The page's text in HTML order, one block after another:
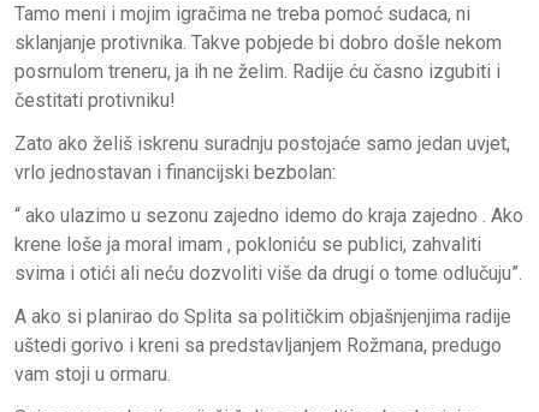
Tamo meni i mojim igračima ne treba pomoć sudaca, ni
sklanjanje protivnika. Takve pobjede bi dobro došle nekom
posrnulom treneru, ja ih ne želim. Radije ću časno izgubiti i
čestitati protivniku!
Zato ako želiš iskrenu suradnju postojaće samo jedan uvjet,
vrlo jednostavan i financijski bezbolan:
“ ako ulazimo u sezonu zajedno idemo do kraja zajedno . Ako
krene loše ja moral imam , pokloniću se publici, zahvaliti
svima i otići ali neću dozvoliti više da drugi o tome odlučuju”.
A ako si planirao do Splita sa političkim objašnjenjima radije
uštedi gorivo i kreni sa predstavljanjem Rožmana, predugo
vam stoji u ormaru.